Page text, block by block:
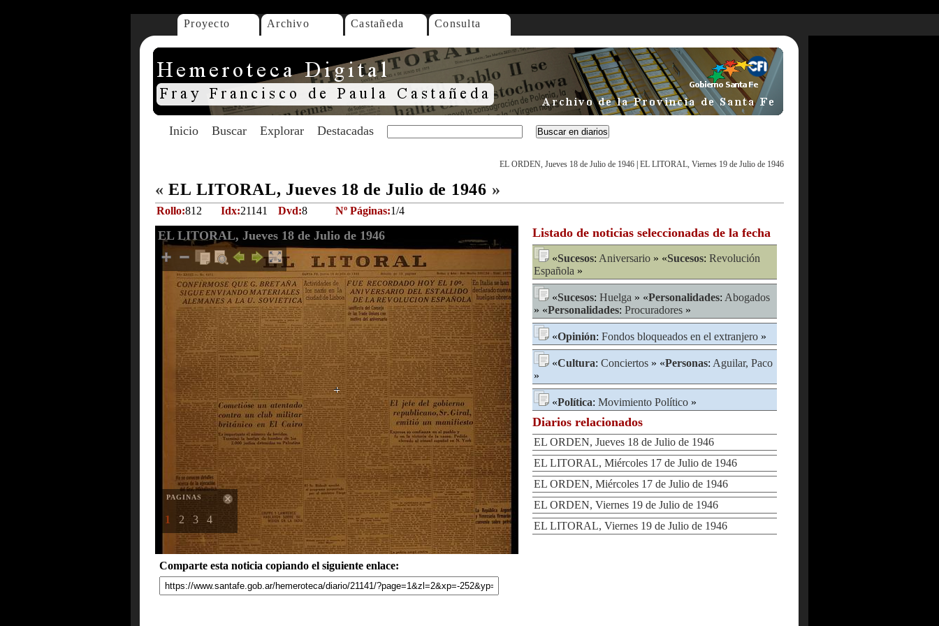
Proyecto Archivo Castañeda Consulta
Inicio Buscar Explorar Destacadas
EL ORDEN, Jueves 18 de Julio de 1946 EL LITORAL, Viernes 19 de Julio de 1946
« EL LITORAL, Jueves 18 de Julio de 1946 »
Rollo:812 Idx:21141 Dvd:8 Nº Páginas:1/4
EL LITORAL, Jueves 18 de Julio de 1946
PAGINAS
1 2 3 4
Comparte esta noticia copiando el siguiente enlace:
Listado de noticias seleccionadas de la fecha
«Sucesos: Aniversario » «Sucesos: Revolución
Española »
«Sucesos: Huelga » «Personalidades: Abogados
» «Personalidades: Procuradores »
«Opinión: Fondos bloqueados en el extranjero »
«Cultura: Conciertos » «Personas: Aguilar, Paco
»
«Política: Movimiento Político »
Diarios relacionados
EL ORDEN, Jueves 18 de Julio de 1946
EL LITORAL, Miércoles 17 de Julio de 1946
EL ORDEN, Miércoles 17 de Julio de 1946
EL ORDEN, Viernes 19 de Julio de 1946
EL LITORAL, Viernes 19 de Julio de 1946